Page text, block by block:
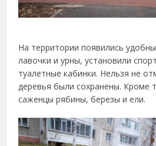
На территории появились
лавочки и урны, установили
туалетные кабинки. Нельзя не
деревья были сохранены. Кроме
саженцы рябины, березы и ели.